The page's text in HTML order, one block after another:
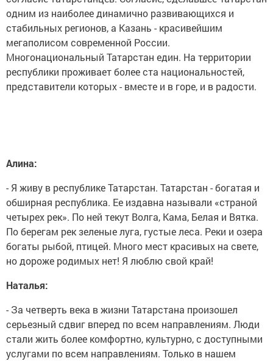
одним из наиболее динамично развивающихся и
стабильных регионов, а Казань - красивейшим
мегаполисом современной России.
Многонациональный Татарстан един. На территории
республики проживает более ста национальностей,
представители которых - вместе и в горе, и в радости.
Алина:
- Я живу в республике Татарстан. Татарстан - богатая и
обширная республика. Ее издавна называли «страной
четырех рек». По ней текут Волга, Кама, Белая и Вятка.
По берегам рек зеленые луга, густые леса. Реки и озера
богаты рыбой, птицей. Много мест красивых на свете,
но дороже родимых нет! Я люблю свой край!
Наталья:
- За четверть века в жизни Татарстана произошел
серьезный сдвиг вперед по всем направлениям. Люди
стали жить более комфортно, культурно, с доступными
услугами по всем направлениям. Только в нашем